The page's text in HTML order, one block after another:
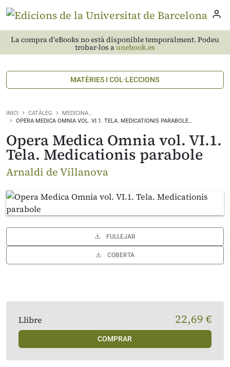
La compra d'eBooks no està disponible temporalment. Podeu
trobar-los aunebook.es
MATÈRIES I COL·LECCIONS
INICI CATÀLEG
MEDICINA…
OPERA MEDICA OMNIA VOL. VI.1. TELA. MEDICATIONIS PARABOLE…
Opera Medica Omnia vol. VI.1.
Tela. Medicationis parabole
Arnaldi de Villanova
FULLEJAR
COBERTA
Llibre 22,69 €
COMPRAR